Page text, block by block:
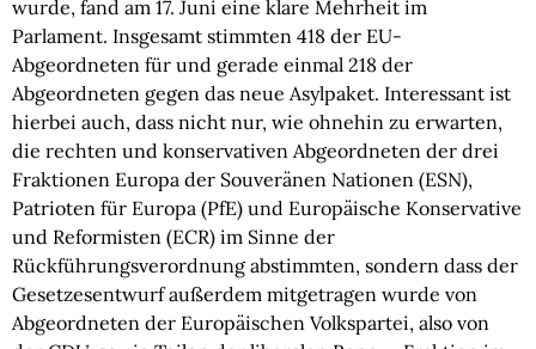
wurde, fand am 17. Juni eine klare Mehrheit im
Parlament. Insgesamt stimmten 418 der EU-
Abgeordneten für und gerade einmal 218 der
Abgeordneten gegen das neue Asylpaket. Interessant ist
hierbei auch, dass nicht nur, wie ohnehin zu erwarten,
die rechten und konservativen Abgeordneten der drei
Fraktionen Europa der Souveränen Nationen (ESN),
Patrioten für Europa (PfE) und Europäische Konservative
und Reformisten (ECR) im Sinne der
Rückführungsverordnung abstimmten, sondern dass der
Gesetzesentwurf außerdem mitgetragen wurde von
Abgeordneten der Europäischen Volkspartei, also von